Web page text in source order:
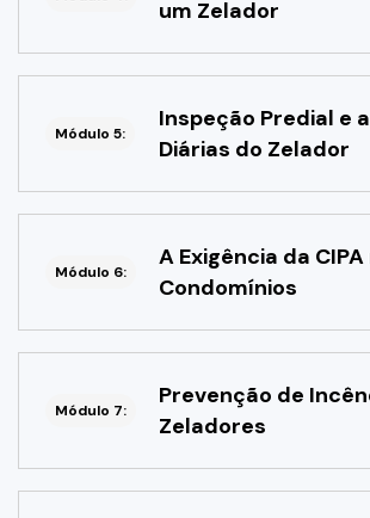
um Zelador
Módulo 5:
Inspeção Predial e
Diárias do Zelador
Módulo 6:
A Exigência da CIPA
Condomínios
Módulo 7:
Prevenção de
Zeladores